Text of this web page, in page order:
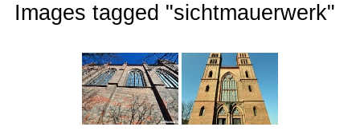
Images tagged "sichtmauerwerk"